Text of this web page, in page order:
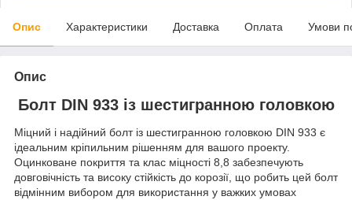
Опис Характеристики Доставка Оплата Умови
Опис
Болт DIN 933 із шестигранною головкою
Міцний і надійний болт із шестигранною головкою DIN 933 є
ідеальним кріпильним рішенням для вашого проекту.
Оцинковане покриття та клас міцності 8,8 забезпечують
довговічність та високу стійкість до корозії, що робить цей болт
відмінним вибором для використання у важких умовах